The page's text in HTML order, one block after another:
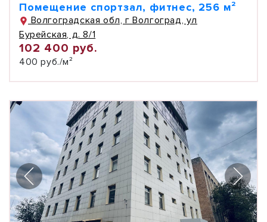
Помещение спортзал, фитнес, 256 м²
Волгоградская обл, г Волгоград, ул
Бурейская, д. 8/1
102 400 руб.
400 руб./м²